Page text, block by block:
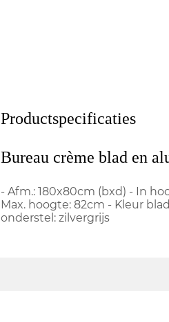
Productspecificaties
Bureau crème blad en
- Afm.: 180x80cm (bxd) - In
Max. hoogte: 82cm - Kleur
onderstel: zilvergrijs